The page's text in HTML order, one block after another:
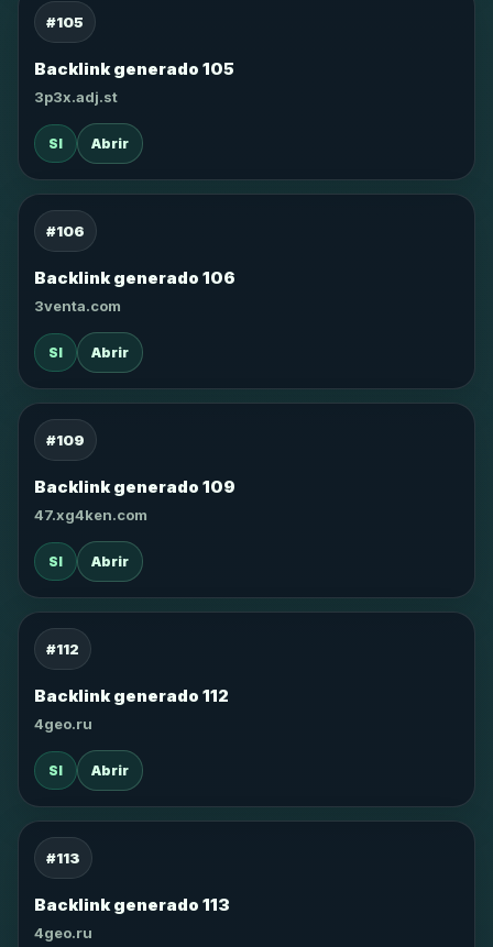
#105
Backlink generado 105
3p3x.adj.st
SI Abrir
#106
Backlink generado 106
3venta.com
SI Abrir
#109
Backlink generado 109
47.xg4ken.com
SI Abrir
#112
Backlink generado 112
4geo.ru
SI Abrir
#113
Backlink generado 113
4geo.ru